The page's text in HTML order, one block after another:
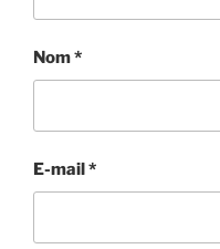
Nom*
E-mail*